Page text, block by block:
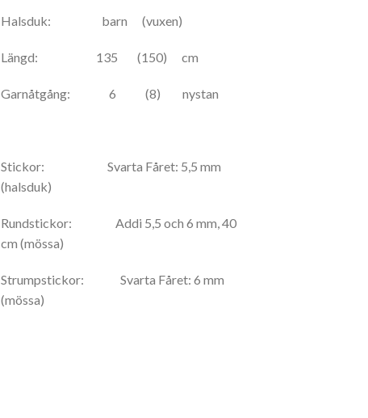
Halsduk: barn (vuxen)
Längd: 135 (150) cm
Garnåtgång: 6 (8) nystan
Stickor: Svarta Fåret: 5,5 mm
(halsduk)
Rundstickor: Addi 5,5 och 6 mm, 40
cm (mössa)
Strumpstickor: Svarta Fåret: 6 mm
(mössa)